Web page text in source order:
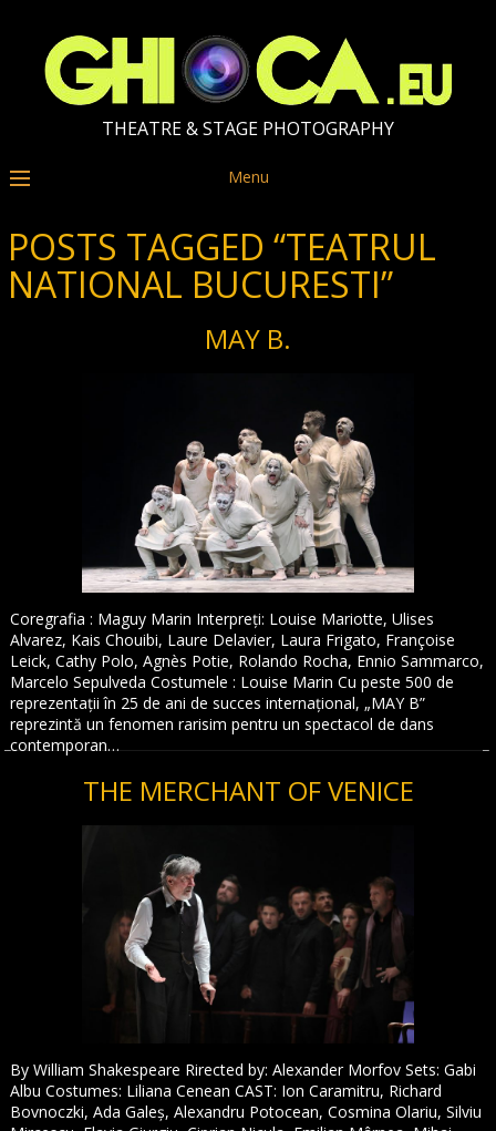
THEATRE & STAGE PHOTOGRAPHY
Menu
POSTS TAGGED “TEATRUL
NATIONAL BUCURESTI”
MAY B.
Coregrafia : Maguy Marin Interpreți: Louise Mariotte, Ulises
Alvarez, Kais Chouibi, Laure Delavier, Laura Frigato, Françoise
Leick, Cathy Polo, Agnès Potie, Rolando Rocha, Ennio Sammarco,
Marcelo Sepulveda Costumele : Louise Marin Cu peste 500 de
reprezentații în 25 de ani de succes internațional, „MAY B”
reprezintă un fenomen rarisim pentru un spectacol de dans
contemporan…
THE MERCHANT OF VENICE
By William Shakespeare Rirected by: Alexander Morfov Sets: Gabi
Albu Costumes: Liliana Cenean CAST: Ion Caramitru, Richard
Bovnoczki, Ada Galeș, Alexandru Potocean, Cosmina Olariu, Silviu